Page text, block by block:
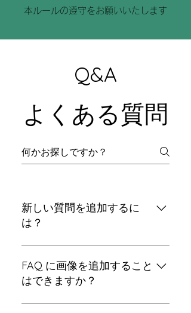
本ルールの遵守をお願いいたします
Q&A
よくある質問
新しい質問を追加するに
は？
新しい質問を追加するには、アプリ
の設定から「質問を管理」ボタンを
クリックしてください。
FAQ に画像を追加すること
はできますか？
はい! 画像を追加するには、以下の手